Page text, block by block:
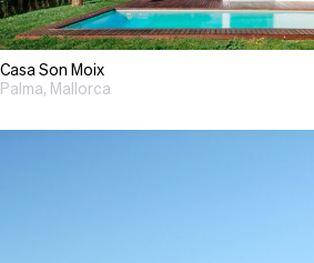
Casa Son Moix
Palma, Mallorca